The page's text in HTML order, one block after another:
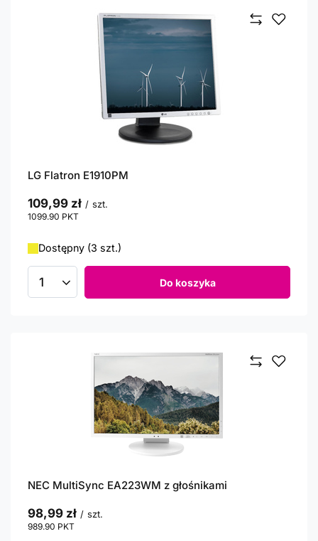
LG Flatron E1910PM
109,99 zł / szt.
1099.90 PKT
Dostępny (3 szt.)
Ilość produktów Do koszyka
NEC MultiSync EA223WM z głośnikami
98,99 zł / szt.
989.90 PKT